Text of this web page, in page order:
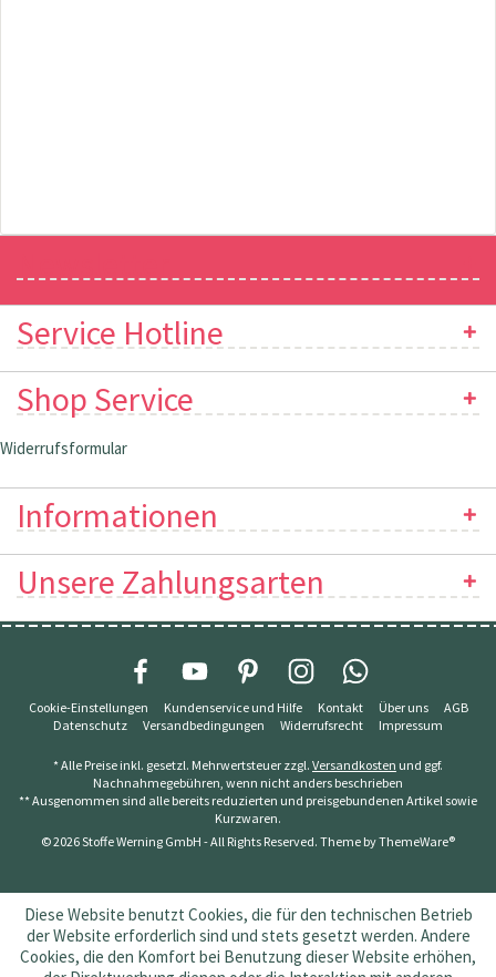
Service Hotline
Shop Service
Widerrufsformular
Informationen
Unsere Zahlungsarten
Cookie-Einstellungen Kundenservice und Hilfe Kontakt Über uns
AGB
Datenschutz
Versandbedingungen Widerrufsrecht Impressum
* Alle Preise inkl. gesetzl. Mehrwertsteuer zzgl. Versandkosten und ggf.
Nachnahmegebühren, wenn nicht anders beschrieben
** Ausgenommen sind alle bereits reduzierten und preisgebundenen Artikel sowie
Kurzwaren.
© 2026 Stoffe Werning GmbH - All Rights Reserved. Theme byThemeWare®
Diese Website benutzt Cookies, die für den technischen Betrieb
der Website erforderlich sind und stets gesetzt werden. Andere
Cookies, die den Komfort bei Benutzung dieser Website erhöhen,